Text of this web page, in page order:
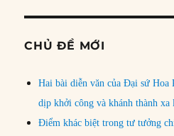
CHỦ ĐỀ MỚI
Hai bài diễn văn của Đại sứ
dịp khởi công và khánh thành
Điểm khác biệt trong tư tưởng